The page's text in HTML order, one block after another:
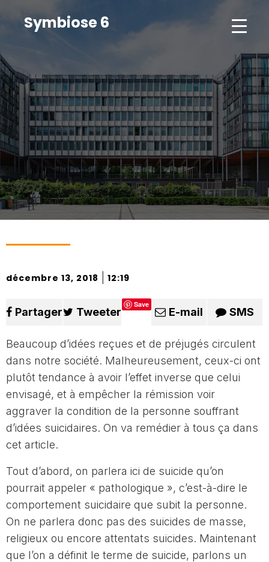
Symbiose 6
décembre 13, 2018 12:19
Partager Tweeter
Save
E-mail SMS
Beaucoup d’idées reçues et de préjugés circulent
dans notre société. Malheureusement, ceux-ci ont
plutôt tendance à avoir l’effet inverse que celui
envisagé, et à empêcher la rémission voir
aggraver la condition de la personne souffrant
d’idées suicidaires. On va remédier à tous ça dans
cet article.
Tout d’abord, on parlera ici de suicide qu’on
pourrait appeler « pathologique », c’est-à-dire le
comportement suicidaire que subit la personne.
On ne parlera donc pas des suicides de masse,
religieux ou encore attentats suicides. Maintenant
que l’on a définit le terme de suicide, parlons un